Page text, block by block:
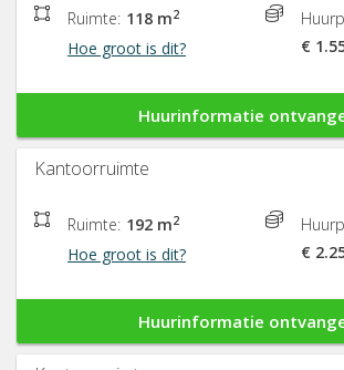
Ruimte: 118 m2
Hoe groot is dit?
€
Huurinformatie
Kantoorruimte
Ruimte: 192 m2
Hoe groot is dit?
€
Huurinformatie